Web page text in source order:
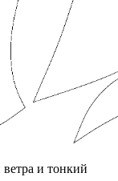
ветра и тонкий